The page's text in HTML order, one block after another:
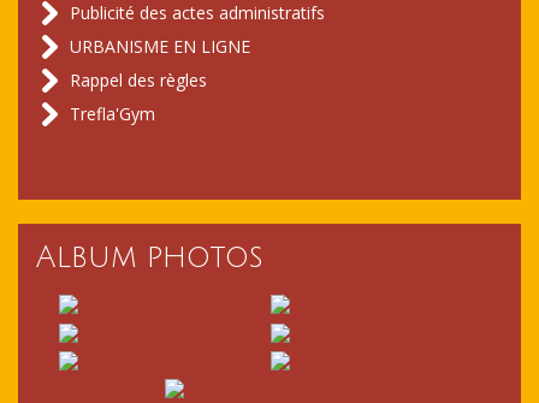
Publicité des actes administratifs
URBANISME EN LIGNE
Rappel des règles
Trefla'Gym
Album photos